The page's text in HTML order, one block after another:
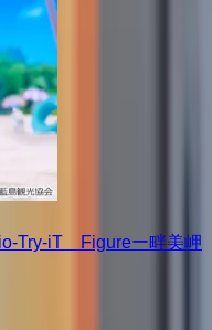
Try-iT Figureー畔美岬